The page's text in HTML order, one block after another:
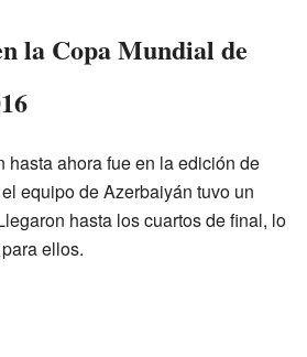
la Copa Mundial de
hasta ahora fue en la edición de
equipo de Azerbaiyán tuvo un
hasta los cuartos de final, lo
ellos.